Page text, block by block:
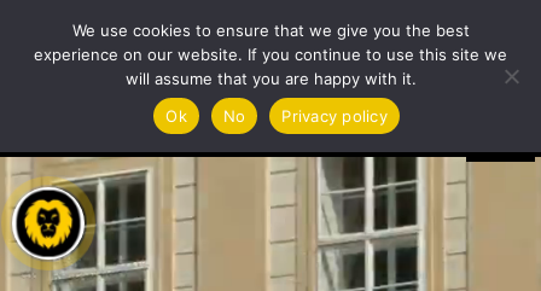
We use cookies to ensure that we give you the best
experience on our website. If you continue to use this site we
will assume that you are happy with it.
Ok
No Privacy policy